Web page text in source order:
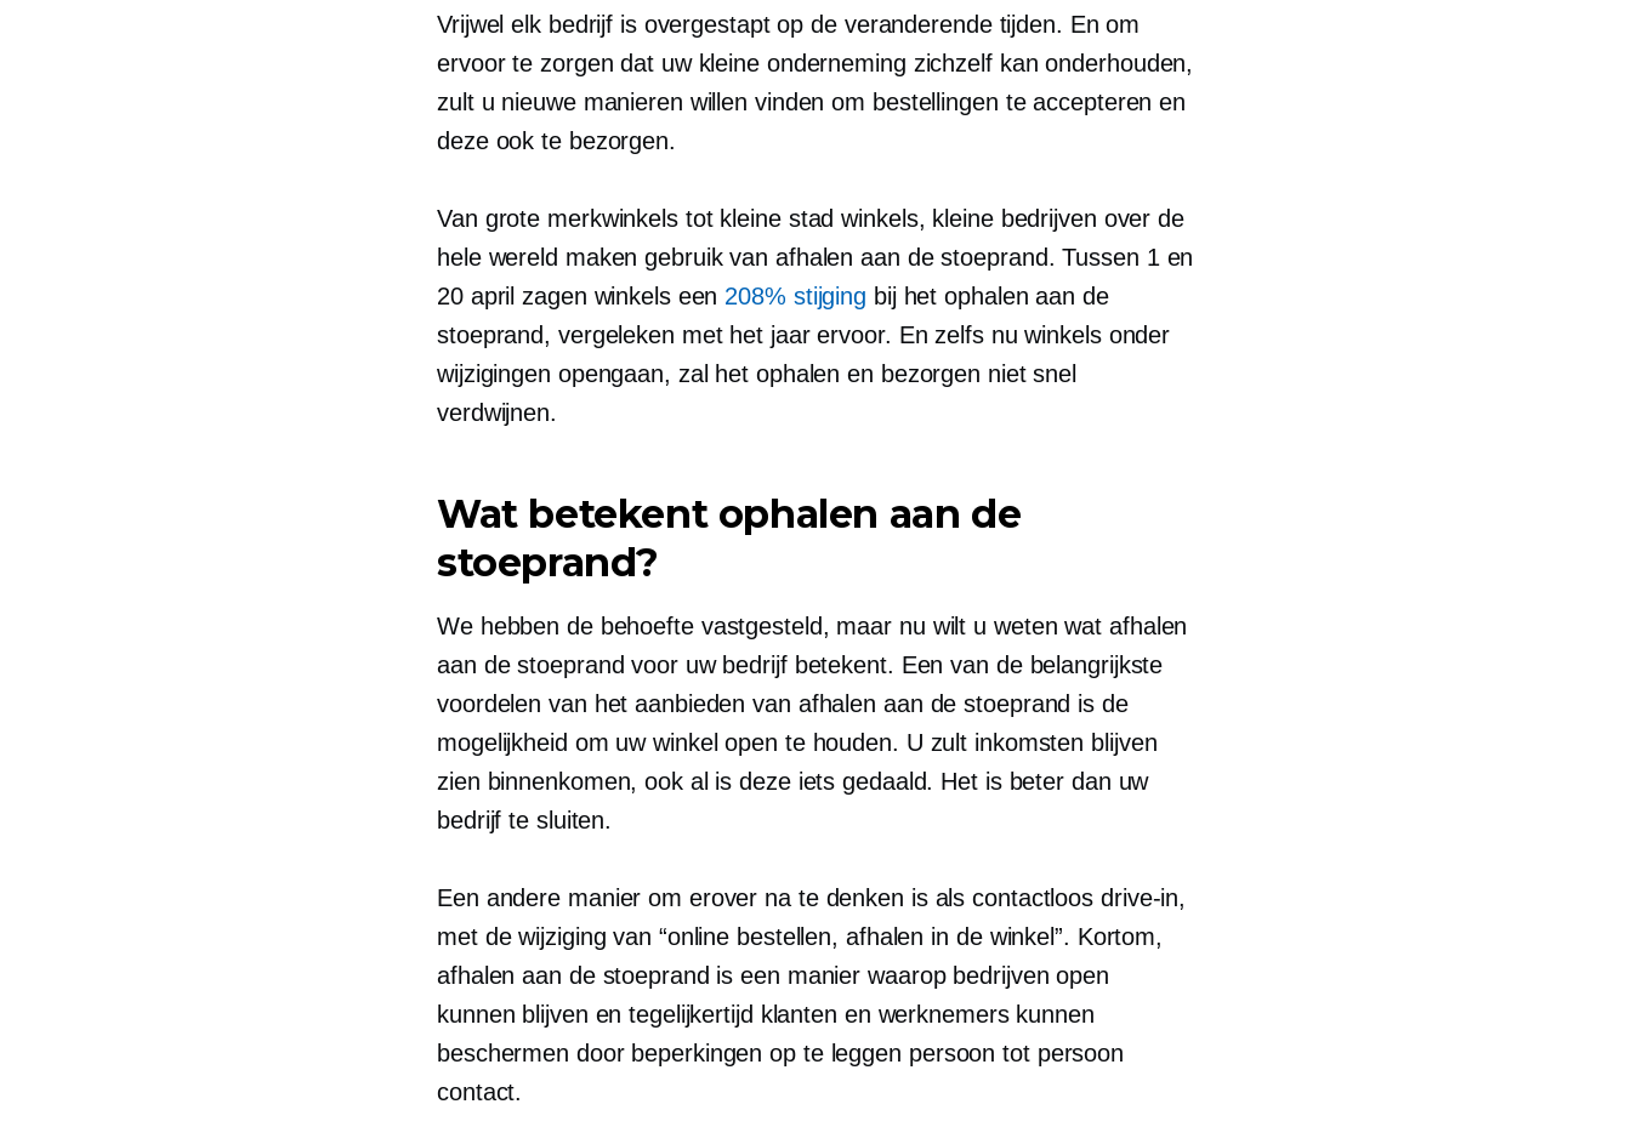
Vrijwel elk bedrijf is overgestapt op de veranderende tijden. En om
ervoor te zorgen dat uw kleine onderneming zichzelf kan onderhouden,
zult u nieuwe manieren willen vinden om bestellingen te accepteren en
deze ook te bezorgen.
Van grote merkwinkels tot kleine stad winkels, kleine bedrijven over de
hele wereld maken gebruik van afhalen aan de stoeprand. Tussen 1 en
20 april zagen winkels een 208% stijging bij het ophalen aan de
stoeprand, vergeleken met het jaar ervoor. En zelfs nu winkels onder
wijzigingen opengaan, zal het ophalen en bezorgen niet snel
verdwijnen.
Wat betekent ophalen aan de
stoeprand?
We hebben de behoefte vastgesteld, maar nu wilt u weten wat afhalen
aan de stoeprand voor uw bedrijf betekent. Een van de belangrijkste
voordelen van het aanbieden van afhalen aan de stoeprand is de
mogelijkheid om uw winkel open te houden. U zult inkomsten blijven
zien binnenkomen, ook al is deze iets gedaald. Het is beter dan uw
bedrijf te sluiten.
Een andere manier om erover na te denken is als contactloos drive-in,
met de wijziging van “online bestellen, afhalen in de winkel”. Kortom,
afhalen aan de stoeprand is een manier waarop bedrijven open
kunnen blijven en tegelijkertijd klanten en werknemers kunnen
beschermen door beperkingen op te leggen persoon tot persoon
contact.